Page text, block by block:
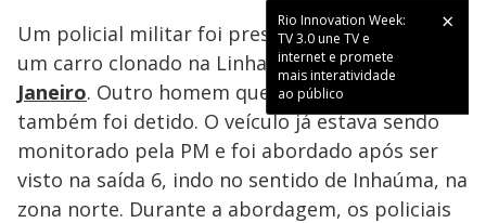
Rio Innovation Week:
TV 3.0 une TV e
internet e promete
mais interatividade
ao público
Um policial militar foi preso ao ser flagrado em
um carro clonado na Linha Amarela, noRio de
Janeiro. Outro homem que estava com ele
também foi detido. O veículo já estava sendo
monitorado pela PM e foi abordado após ser
visto na saída 6, indo no sentido de Inhaúma, na
zona norte. Durante a abordagem, os policiais